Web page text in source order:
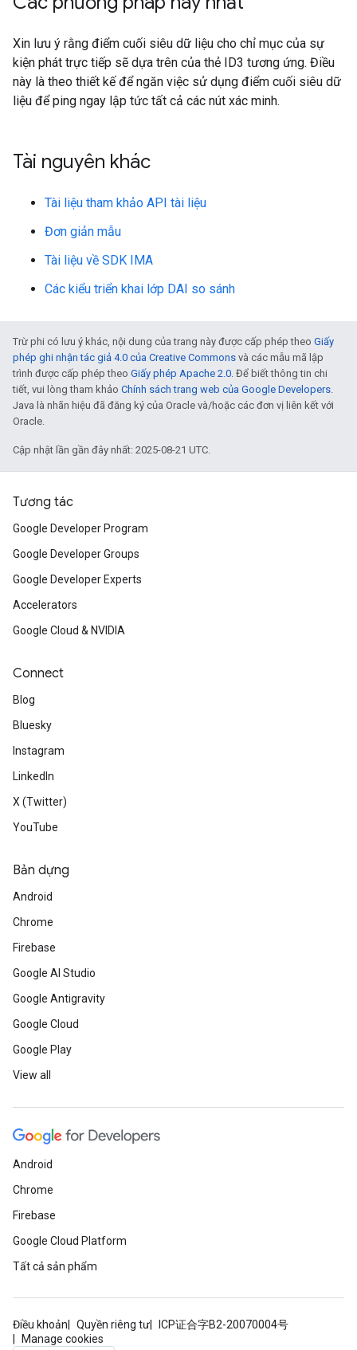
Xin lưu ý rằng điểm cuối siêu dữ liệu cho chỉ mục của sự
kiện phát trực tiếp sẽ dựa trên của thẻ ID3 tương ứng. Điều
này là theo thiết kế để ngăn việc sử dụng điểm cuối siêu dữ
liệu để ping ngay lập tức tất cả các nút xác minh.
Tài nguyên khác
Tài liệu tham khảo API tài liệu
Đơn giản mẫu
Tài liệu về SDK IMA
Các kiểu triển khai lớp DAI so sánh
Trừ phi có lưu ý khác, nội dung của trang này được cấp phép theo Giấy
phép ghi nhận tác giả 4.0 của Creative Commons và các mẫu mã lập
trình được cấp phép theo Giấy phép Apache 2.0. Để biết thông tin chi
tiết, vui lòng tham khảo Chính sách trang web của Google Developers.
Java là nhãn hiệu đã đăng ký của Oracle và/hoặc các đơn vị liên kết với
Oracle.
Cập nhật lần gần đây nhất: 2025-08-21 UTC.
Tương tác
Google Developer Program
Google Developer Groups
Google Developer Experts
Accelerators
Google Cloud & NVIDIA
Connect
Blog
Bluesky
Instagram
LinkedIn
X (Twitter)
YouTube
Bản dựng
Android
Chrome
Firebase
Google AI Studio
Google Antigravity
Google Cloud
Google Play
View all
Android
Chrome
Firebase
Google Cloud Platform
Tất cả sản phẩm
Điều khoản Quyền riêng tư
ICP证合字B2-20070004号
Manage cookies